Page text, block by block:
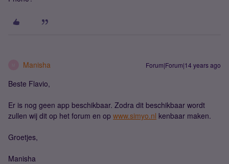
Manisha Forum|Forum|14 years ago
Beste Flavio,
Er is nog geen app beschikbaar. Zodra dit beschikbaar wordt
zullen wij dit op het forum en op www.simyo.nl kenbaar maken.
Groetjes,
Manisha